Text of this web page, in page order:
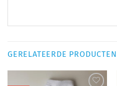
GERELATEERDE PRODUCTEN